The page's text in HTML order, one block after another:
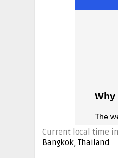
Current local time in
Bangkok, Thailand